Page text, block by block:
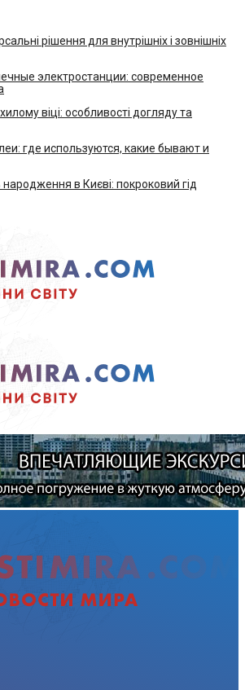
рішення для внутрішніх і зовнішніх
электростанции: современное
віці: особливості догляду та
где используются, какие бывают и
народження в Києві: покроковий гід